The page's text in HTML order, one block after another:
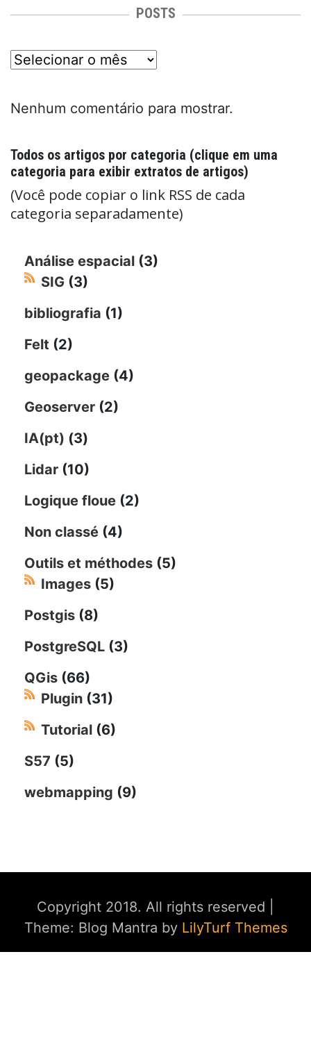
POSTS
posts
Nenhum comentário para mostrar.
Todos os artigos por categoria (clique em uma
categoria para exibir extratos de artigos)
(Você pode copiar o link RSS de cada
categoria separadamente)
Análise espacial (3)
SIG (3)
bibliografia (1)
Felt (2)
geopackage (4)
Geoserver (2)
IA(pt) (3)
Lidar (10)
Logique floue (2)
Non classé (4)
Outils et méthodes (5)
Images (5)
Postgis (8)
PostgreSQL (3)
QGis (66)
Plugin (31)
Tutorial (6)
S57 (5)
webmapping (9)
Copyright 2018. All rights reserved
Theme: Blog Mantra by LilyTurf Themes